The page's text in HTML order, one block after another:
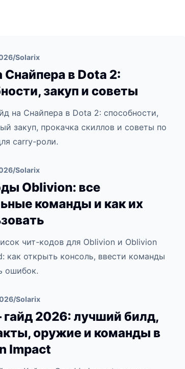
/Solarix
Снайпера в Dota 2:
закуп и советы
на Снайпера в Dota 2: способности,
закуп, прокачка скиллов и советы по
carry-роли.
/Solarix
Oblivion: все
команды и как их
чит-кодов для Oblivion и Oblivion
как открыть консоль, ввести команды
ошибок.
/Solarix
2026: лучший билд,
оружие и команды в
Impact